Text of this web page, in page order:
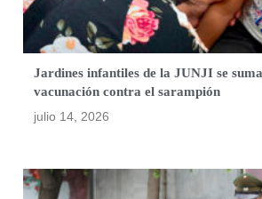
Jardines infantiles de la JUNJI se
vacunación contra el sarampión
julio 14, 2026